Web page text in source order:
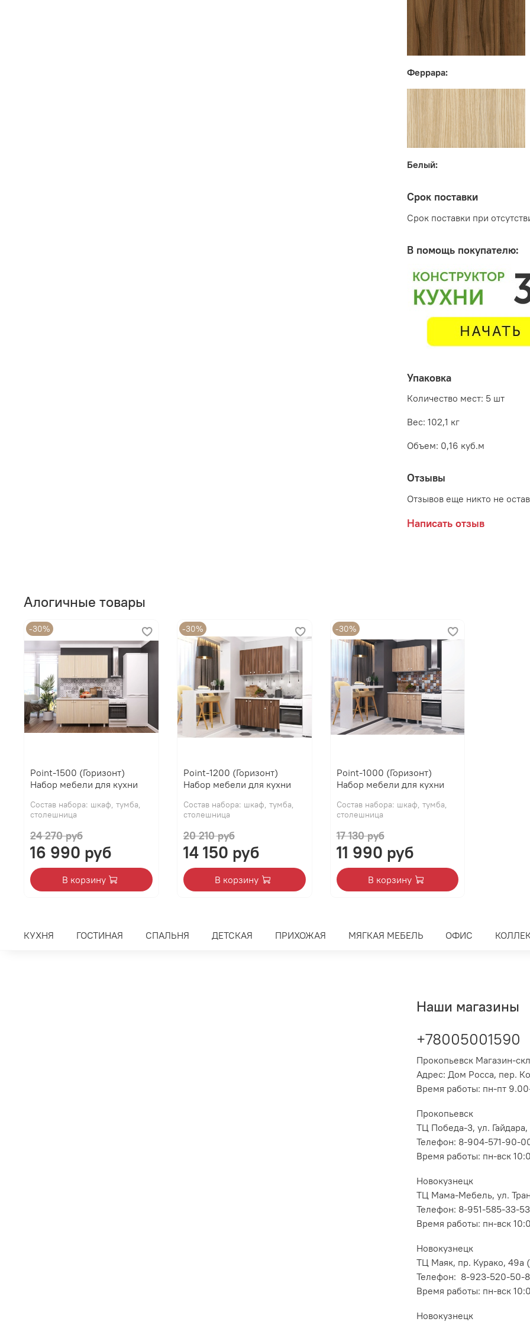
Феррара:
Белый:
Срок поставки
Срок поставки при
В помощь покупателю:
Упаковка
Количество мест: 5 шт
Вес: 102,1 кг
Объем: 0,16 куб.м
Отзывы
Отзывов еще никто не
Написать отзыв
Алогичные товары
-30%
Point-1500 (Горизонт)
Набор мебели для кухни
Состав набора: шкаф, тумба,
столешница
24 270 руб
16 990 руб
В корзину
-30%
Point-1200 (Горизонт)
Набор мебели для кухни
Состав набора: шкаф, тумба,
столешница
20 210 руб
14 150 руб
В корзину
-30%
Point-1000 (Горизонт)
Набор мебели для кухни
Состав набора: шкаф, тумба,
столешница
17 130 руб
11 990 руб
В корзину
КУХНЯ ГОСТИНАЯ СПАЛЬНЯ ДЕТСКАЯ ПРИХОЖАЯ МЯГКАЯ МЕБЕЛЬ ОФИС
Наши магазины
+78005001590
Прокопьевск Магазин-
Адрес: Дом Росса, пер.
Время работы: пн-пт
Прокопьевск
ТЦ Победа-3, ул. Гайдара,
Телефон: 8-904-571-90-
Время работы: пн-вск
Новокузнецк
ТЦ Мама-Мебель, ул.
Телефон: 8-951-585-33-53
Время работы: пн-вск
Новокузнецк
ТЦ Маяк, пр. Курако, 49а
Телефон: 8-923-520-50-
Время работы: пн-вск
Новокузнецк